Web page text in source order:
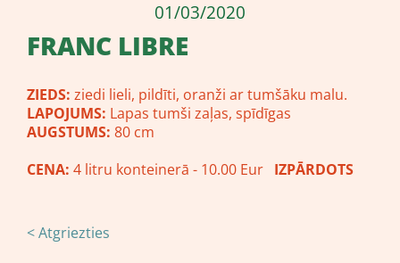
01/03/2020
FRANC LIBRE
ZIEDS: ziedi lieli, pildīti, oranži ar tumšāku malu.
LAPOJUMS: Lapas tumši zaļas, spīdīgas
AUGSTUMS: 80 cm
CENA: 4 litru konteinerā - 10.00 Eur IZPĀRDOTS
< Atgriezties